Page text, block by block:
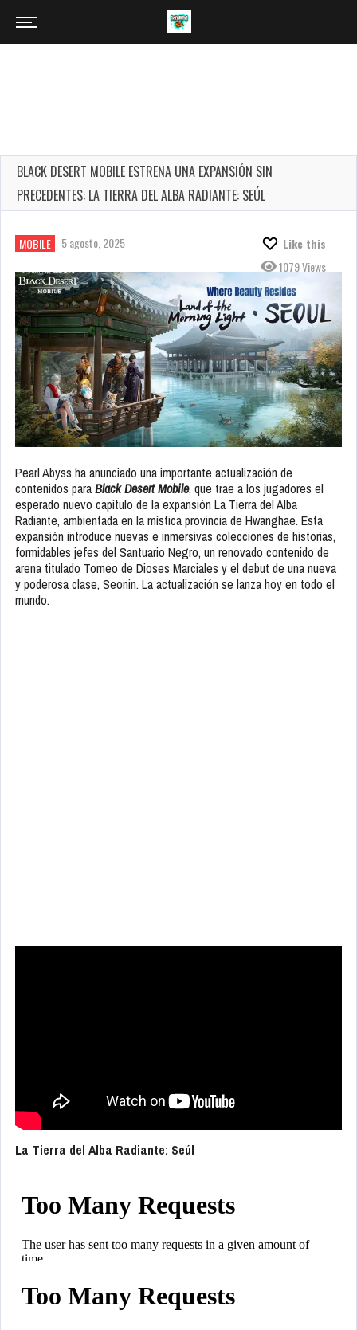
BLACK DESERT MOBILE ESTRENA UNA EXPANSIÓN SIN
PRECEDENTES: LA TIERRA DEL ALBA RADIANTE: SEÚL
MOBILE 5 agosto, 2025
Like this
1079 Views
Pearl Abyss ha anunciado una importante actualización de
contenidos paraBlack Desert Mobile, que trae a los jugadores el
esperado nuevo capítulo de la expansión La Tierra del Alba
Radiante, ambientada en la mística provincia de Hwanghae. Esta
expansión introduce nuevas e inmersivas colecciones de historias,
formidables jefes del Santuario Negro, un renovado contenido de
arena titulado Torneo de Dioses Marciales y el debut de una nueva
y poderosa clase, Seonin. La actualización se lanza hoy en todo el
mundo.
La Tierra del Alba Radiante: Seúl